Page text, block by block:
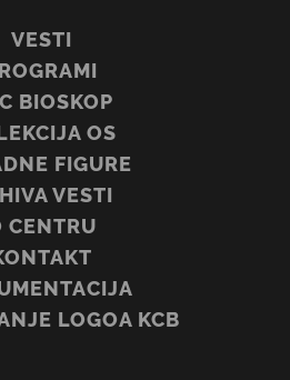
VESTI
BIOSKOP
OS
FIGURE
VESTI
CENTRU
LOGOA KCB